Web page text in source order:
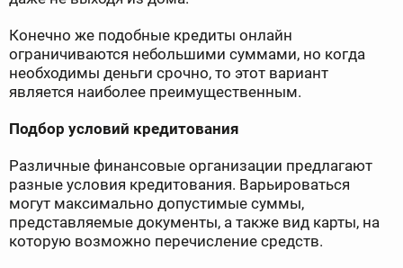
Конечно же подобные кредиты онлайн
ограничиваются небольшими суммами, но когда
необходимы деньги срочно, то этот вариант
является наиболее преимущественным.
Подбор условий кредитования
Различные финансовые организации предлагают
разные условия кредитования. Варьироваться
могут максимально допустимые суммы,
представляемые документы, а также вид карты, на
которую возможно перечисление средств.